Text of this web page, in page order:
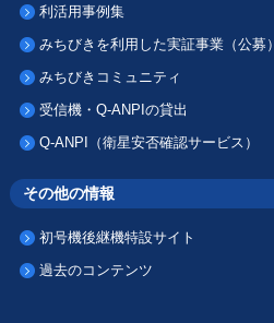
利活用事例集
みちびきを利用した実証事業（公募）
みちびきコミュニティ
受信機・Q-ANPIの貸出
Q-ANPI（衛星安否確認サービス）
その他の情報
初号機後継機特設サイト
過去のコンテンツ